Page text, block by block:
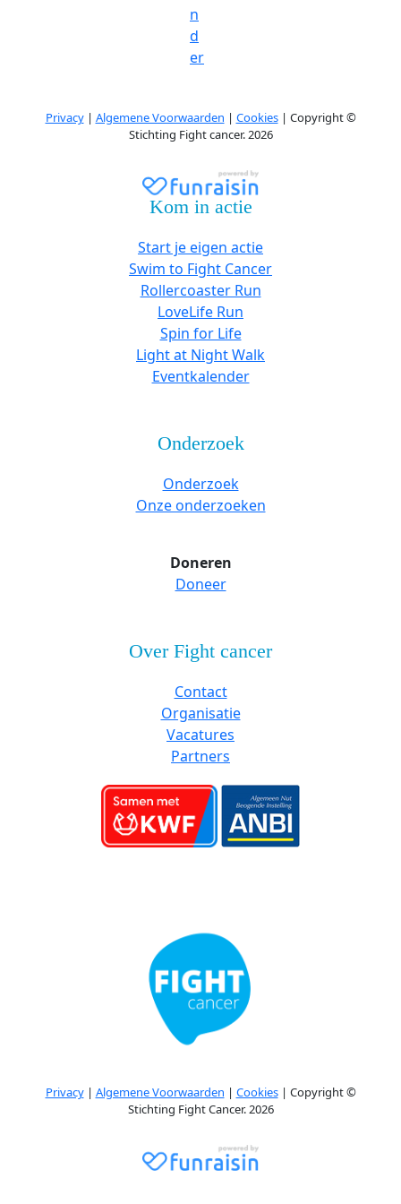
n
d
er
Privacy| Algemene Voorwaarden | Cookies| Copyright ©
Stichting Fight cancer. 2026
Kom in actie
Start je eigen actie
Swim to Fight Cancer
Rollercoaster Run
LoveLife Run
Spin for Life
Light at Night Walk
Eventkalender
Onderzoek
Onderzoek
Onze onderzoeken
Doneren
Doneer
Over Fight cancer
Contact
Organisatie
Vacatures
Partners
Privacy| Algemene Voorwaarden | Cookies| Copyright ©
Stichting Fight Cancer. 2026